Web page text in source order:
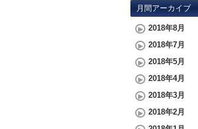
月間アーカイブ
2018年8月
2018年7月
2018年5月
2018年4月
2018年3月
2018年2月